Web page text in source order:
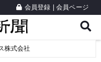
会員登録 会員ページ
株式会社